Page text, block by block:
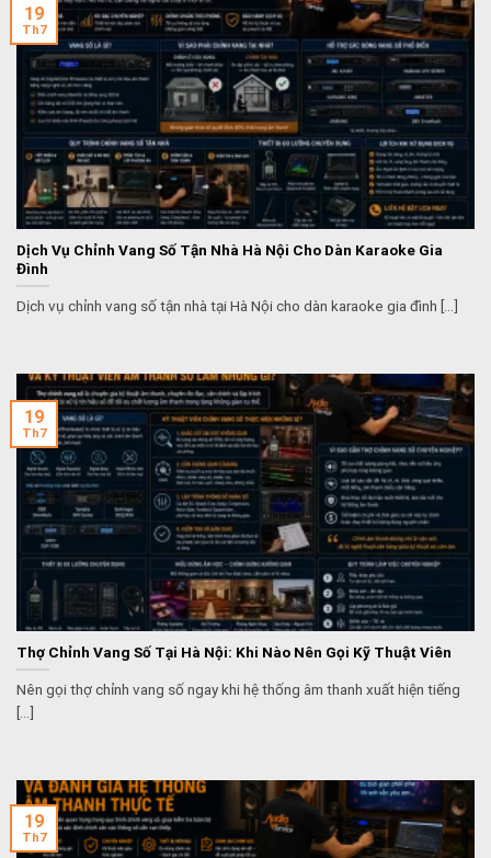
Dịch Vụ Chỉnh Vang Số Tận Nhà Hà Nội Cho Dàn Karaoke Gia
Đình
Dịch vụ chỉnh vang số tận nhà tại Hà Nội cho dàn karaoke gia đình [...]
19
Th7
Thợ Chỉnh Vang Số Tại Hà Nội: Khi Nào Nên Gọi Kỹ Thuật Viên
Nên gọi thợ chỉnh vang số ngay khi hệ thống âm thanh xuất hiện tiếng
[...]
19
Th7
19
Th7